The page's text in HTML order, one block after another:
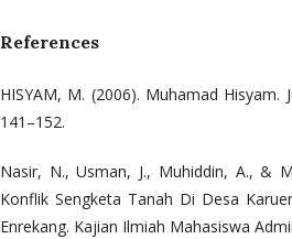
References
HISYAM, M. (2006). Muhamad Hisyam.
141–152.
Nasir, N., Usman, J., Muhiddin, A., &
Konflik Sengketa Tanah Di Desa
Enrekang. Kajian Ilmiah Mahasiswa